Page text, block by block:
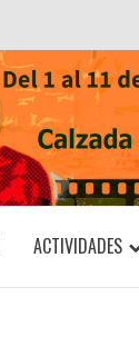
ACTIVIDADES